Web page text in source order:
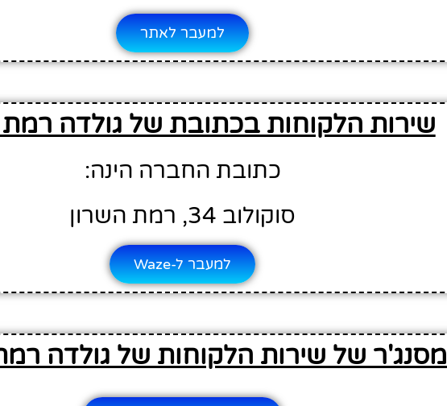
למעבר לאתר
שירות הלקוחות בכתובת של גולדה רמת
כתובת החברה הינה:
סוקולוב 34, רמת השרון
למעבר ל-Waze
מסנג'ר של שירות הלקוחות של גולדה